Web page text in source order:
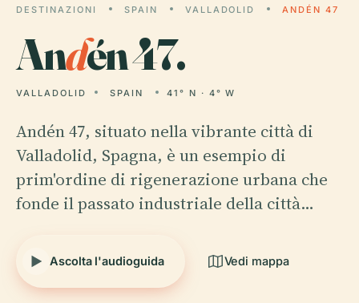
DESTINAZIONI SPAIN VALLADOLID ANDÉN 47
Andén 47.
VALLADOLID SPAIN 41° N · 4° W
Andén 47, situato nella vibrante città di
Valladolid, Spagna, è un esempio di
prim'ordine di rigenerazione urbana che
fonde il passato industriale della città…
Ascolta l'audioguida Vedi mappa